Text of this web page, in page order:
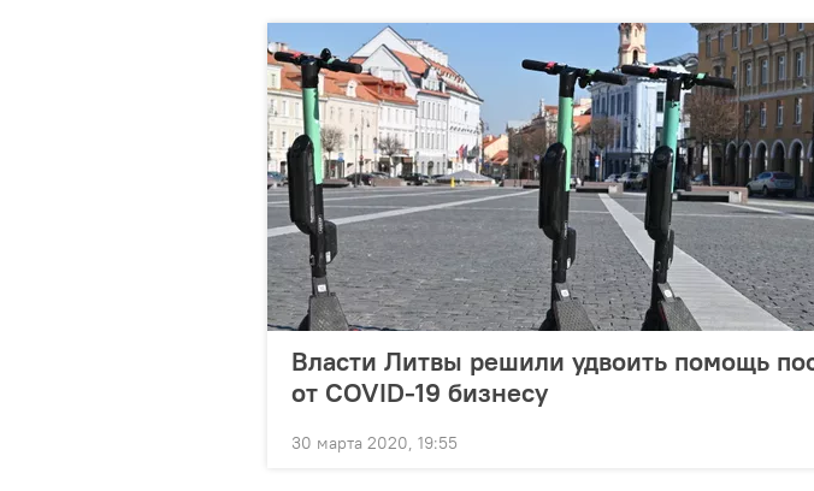
Власти Литвы решили удвоить помощь
от COVID-19 бизнесу
30 марта 2020, 19:55